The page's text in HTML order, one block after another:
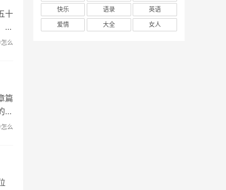
十
本
么
篇
句
么
快乐
语录
英语
爱情
大全 女人